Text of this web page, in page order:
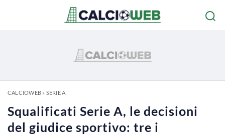
CALCIOWEB» SERIE A
Squalificati Serie A, le decisioni
del giudice sportivo: tre i